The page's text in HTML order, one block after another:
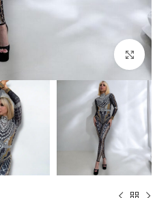
Click to enlarge